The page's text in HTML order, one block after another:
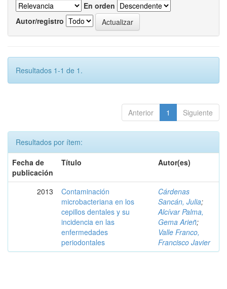
En orden
Autor/registro
Resultados 1-1 de 1.
Anterior 1 Siguiente
Resultados por ítem:
Fecha de
publicación
Título Autor(es)
2013
Contaminación
microbacteriana en los
cepillos dentales y su
incidencia en las
enfermedades
periodontales
Cárdenas
Sancán, Julia;
Alcívar Palma,
Gema Arieñ;
Valle Franco,
Francisco Javier